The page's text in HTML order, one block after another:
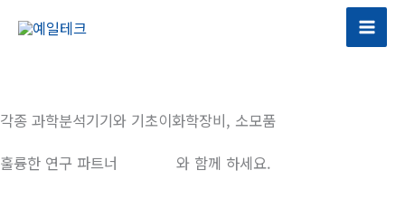
건
너
뛰
각종 과학분석기기와 기초이화학장비, 소모품
훌륭한 연구 파트너
와 함께 하세요.